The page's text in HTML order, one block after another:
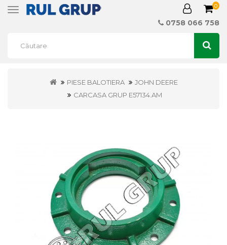
Toggle
0
0758 066 758
PIESE BALOTIERA
JOHN DEERE
CARCASA GRUP E57134.AM